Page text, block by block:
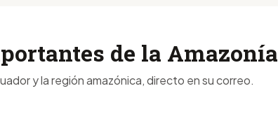
de la Amazonía
y la región amazónica, directo en su correo.